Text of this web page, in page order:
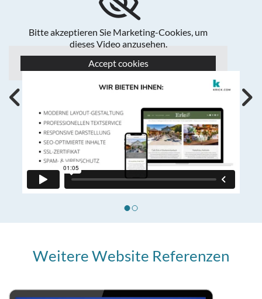
Bitte akzeptieren Sie Marketing-Cookies, um
dieses Video anzusehen.
Accept cookies
Weitere Website Referenzen